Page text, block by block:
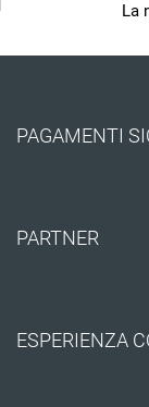
La
PAGAMENTI
PARTNER
ESPERIENZA